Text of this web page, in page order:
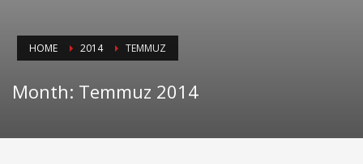
HOME 2014 TEMMUZ
Month: Temmuz 2014